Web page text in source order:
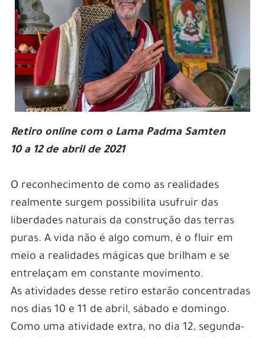
Retiro online com o Lama Padma Samten
10 a 12 de abril de 2021
O reconhecimento de como as realidades
realmente surgem possibilita usufruir das
liberdades naturais da construção das terras
puras. A vida não é algo comum, é o fluir em
meio a realidades mágicas que brilham e se
entrelaçam em constante movimento.
As atividades desse retiro estarão concentradas
nos dias 10 e 11 de abril, sábado e domingo.
Como uma atividade extra, no dia 12, segunda-